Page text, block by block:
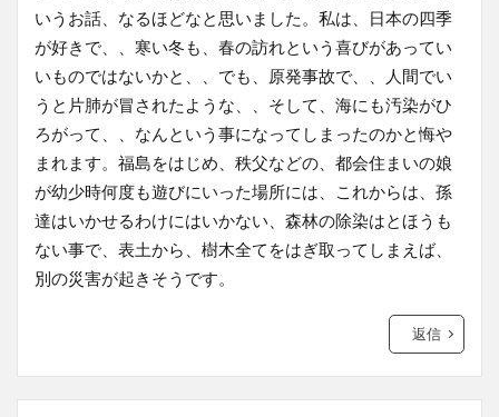
いうお話、なるほどなと思いました。私は、日本の四季
が好きで、、寒い冬も、春の訪れという喜びがあってい
いものではないかと、、でも、原発事故で、、人間でい
うと片肺が冒されたような、、そして、海にも汚染がひ
ろがって、、なんという事になってしまったのかと悔や
まれます。福島をはじめ、秩父などの、都会住まいの娘
が幼少時何度も遊びにいった場所には、これからは、孫
達はいかせるわけにはいかない、森林の除染はとほうも
ない事で、表土から、樹木全てをはぎ取ってしまえば、
別の災害が起きそうです。
返信